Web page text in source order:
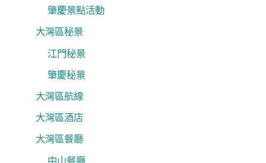
肇慶景點活動
大灣區秘景
江門秘景
肇慶秘景
大灣區航線
大灣區酒店
大灣區餐廳